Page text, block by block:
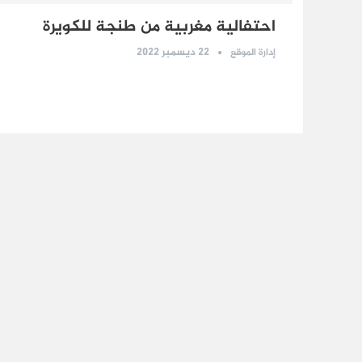
احتفالية مغربية من طنجة للكويرة
إدارة الموقع 22 ديسمبر 2022